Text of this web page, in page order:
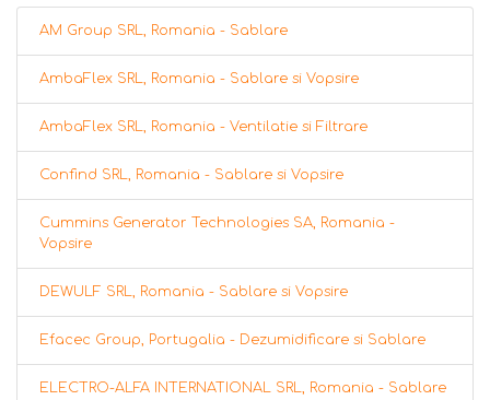
AM Group SRL, Romania - Sablare
AmbaFlex SRL, Romania - Sablare si Vopsire
AmbaFlex SRL, Romania - Ventilatie si Filtrare
Confind SRL, Romania - Sablare si Vopsire
Cummins Generator Technologies SA, Romania -
Vopsire
DEWULF SRL, Romania - Sablare si Vopsire
Efacec Group, Portugalia - Dezumidificare si Sablare
ELECTRO-ALFA INTERNATIONAL SRL, Romania - Sablare